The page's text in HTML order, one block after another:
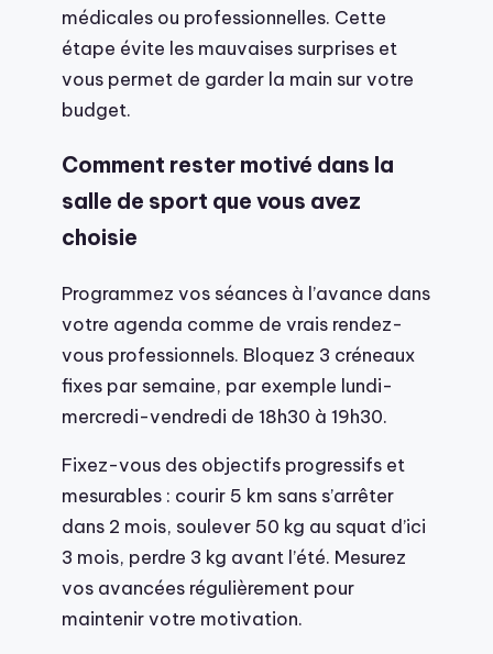
médicales ou professionnelles. Cette
étape évite les mauvaises surprises et
vous permet de garder la main sur votre
budget.
Comment rester motivé dans la
salle de sport que vous avez
choisie
Programmez vos séances à l’avance dans
votre agenda comme de vrais rendez-
vous professionnels. Bloquez 3 créneaux
fixes par semaine, par exemple lundi-
mercredi-vendredi de 18h30 à 19h30.
Fixez-vous des objectifs progressifs et
mesurables : courir 5 km sans s’arrêter
dans 2 mois, soulever 50 kg au squat d’ici
3 mois, perdre 3 kg avant l’été. Mesurez
vos avancées régulièrement pour
maintenir votre motivation.